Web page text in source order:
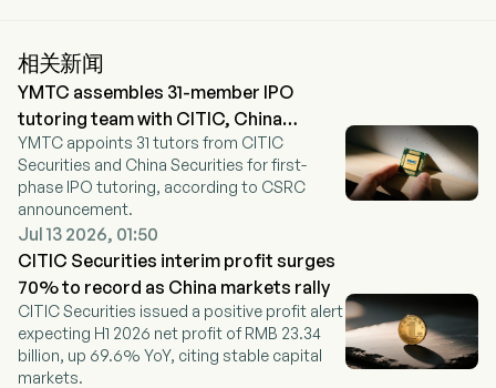
期货交易与经纪业务，以及金融产品的代理销售；交易分部从事权
益类、固定收益类、衍生品交易及做市、融资融券、证券出借以及
另类投资活动；资产管理分部为资产管理计划、基金管理及其他投
资账户提供资产管理服务；其他分部则从事私募股权投资、自有资
金投资、大宗商品贸易及其他金融活动。公司主要在中国国内及海
外市场开展业务。
相关新闻
YMTC assembles 31-member IPO
tutoring team with CITIC, China
Securities
YMTC appoints 31 tutors from CITIC
Securities and China Securities for first-
phase IPO tutoring, according to CSRC
announcement.
Jul 13 2026, 01:50
CITIC Securities interim profit surges
70% to record as China markets rally
CITIC Securities issued a positive profit alert
expecting H1 2026 net profit of RMB 23.34
billion, up 69.6% YoY, citing stable capital
markets.